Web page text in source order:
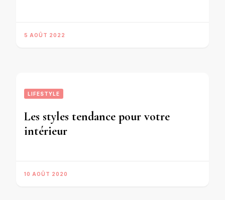
5 AOÛT 2022
LIFESTYLE
Les styles tendance pour votre
intérieur
10 AOÛT 2020